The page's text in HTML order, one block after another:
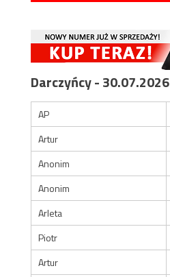
Darczyńcy - 30.07.2026
AP
Artur
Anonim
Anonim
Arleta
Piotr
Artur